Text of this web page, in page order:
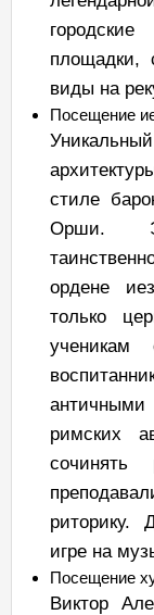
площадки,
виды на
Посещение
стиле
Орши.
ордене
только
ученикам
римских
риторику.
игре на
Посещение
Виктор